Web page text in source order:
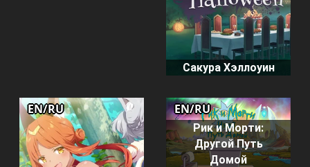
Сакура Хэллоуин
EN/RU
Рик и Морти:
Другой Путь
Домой
EN/RU